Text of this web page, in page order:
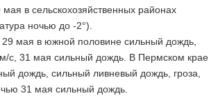
в сельскохозяйственных районах
ночью до -2°).
мая в южной половине сильный дождь,
м/с, 31 мая сильный дождь. В Пермском крае
дождь, сильный ливневый дождь, гроза,
31 мая сильный дождь.